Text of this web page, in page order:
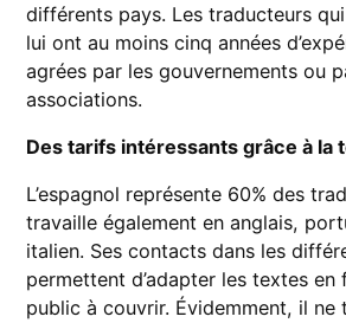
différents pays. Les traducteurs
lui ont au moins cinq années
agrées par les gouvernements ou
associations.
Des tarifs intéressants grâce à la
L’espagnol représente 60% des
travaille également en anglais,
italien. Ses contacts dans les
permettent d’adapter les textes en
public à couvrir. Évidemment, il ne